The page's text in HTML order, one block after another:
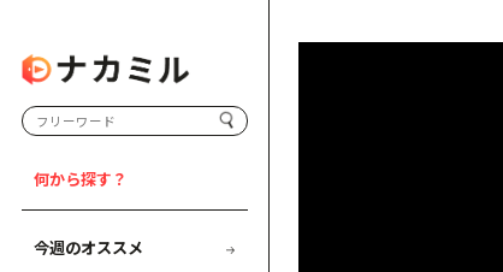
何から探す？
今週のオススメ